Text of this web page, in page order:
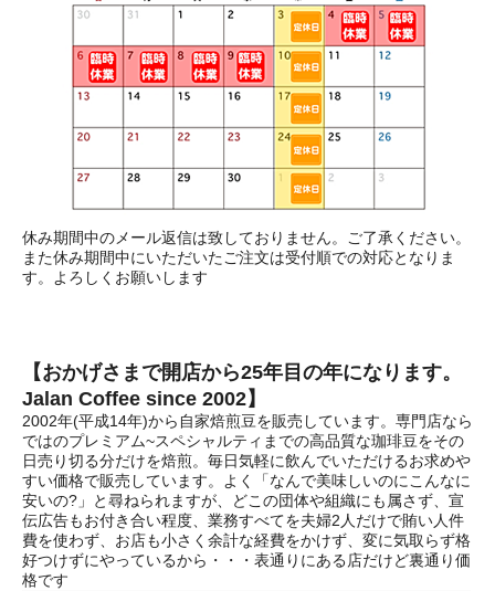
休み期間中のメール返信は致しておりません。ご了承ください。
また休み期間中にいただいたご注文は受付順での対応となりま
す。よろしくお願いします
【おかげさまで開店から25年目の年になります。
Jalan Coffee since 2002】
2002年(平成14年)から自家焙煎豆を販売しています。専門店なら
ではのプレミアム~スペシャルティまでの高品質な珈琲豆をその
日売り切る分だけを焙煎。毎日気軽に飲んでいただけるお求めや
すい価格で販売しています。よく「なんで美味しいのにこんなに
安いの?」と尋ねられますが、どこの団体や組織にも属さず、宣
伝広告もお付き合い程度、業務すべてを夫婦2人だけで賄い人件
費を使わず、お店も小さく余計な経費をかけず、変に気取らず格
好つけずにやっているから・・・表通りにある店だけど裏通り価
格です